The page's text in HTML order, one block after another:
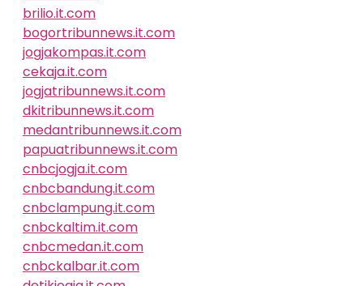
brilio.it.com
bogortribunnews.it.com
jogjakompas.it.com
cekaja.it.com
jogjatribunnews.it.com
dkitribunnews.it.com
medantribunnews.it.com
papuatribunnews.it.com
cnbcjogja.it.com
cnbcbandung.it.com
cnbclampung.it.com
cnbckaltim.it.com
cnbcmedan.it.com
cnbckalbar.it.com